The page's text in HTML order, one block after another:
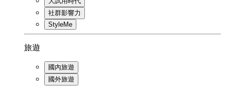
社群影響力
StyleMe
旅遊
國內旅遊
國外旅遊